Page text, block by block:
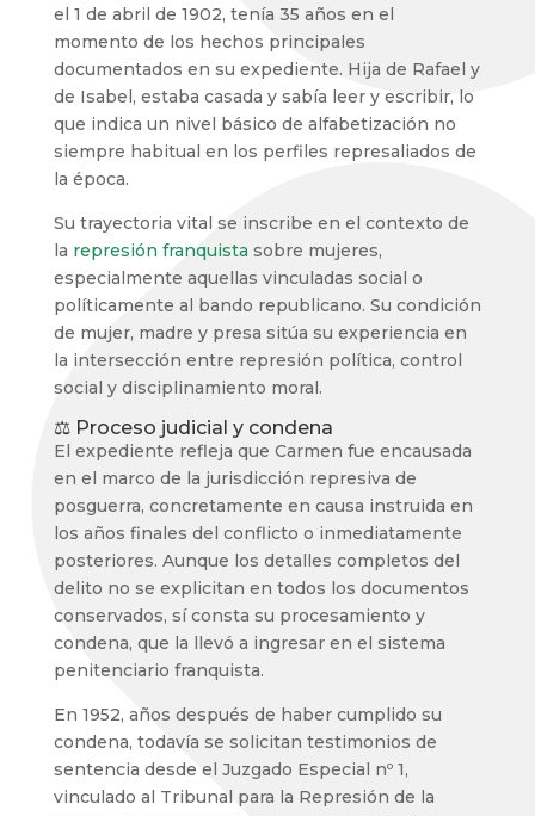
el 1 de abril de 1902, tenía 35 años en el
momento de los hechos principales
documentados en su expediente. Hija de Rafael y
de Isabel, estaba casada y sabía leer y escribir, lo
que indica un nivel básico de alfabetización no
siempre habitual en los perfiles represaliados de
la época.
Su trayectoria vital se inscribe en el contexto de
la represión franquista sobre mujeres,
especialmente aquellas vinculadas social o
políticamente al bando republicano. Su condición
de mujer, madre y presa sitúa su experiencia en
la intersección entre represión política, control
social y disciplinamiento moral.
⚖️ Proceso judicial y condena
El expediente refleja que Carmen fue encausada
en el marco de la jurisdicción represiva de
posguerra, concretamente en causa instruida en
los años finales del conflicto o inmediatamente
posteriores. Aunque los detalles completos del
delito no se explicitan en todos los documentos
conservados, sí consta su procesamiento y
condena, que la llevó a ingresar en el sistema
penitenciario franquista.
En 1952, años después de haber cumplido su
condena, todavía se solicitan testimonios de
sentencia desde el Juzgado Especial nº 1,
vinculado al Tribunal para la Represión de la